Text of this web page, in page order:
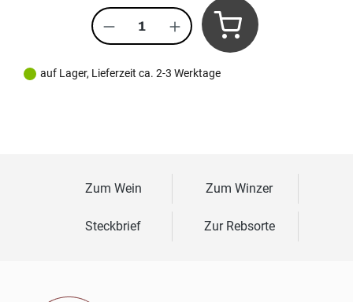
Produkt Anzahl: Gib den
auf Lager, Lieferzeit ca. 2-3 Werktage
Zum Wein Zum Winzer
Steckbrief Zur Rebsorte